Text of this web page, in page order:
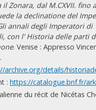
Zonara, dal M.CXVII. fino
la declinatione del
annali degli Imperatori di
con l' Historia delle parti
. Venise : Appresso
archive.org/details/
: https://catalogue.bnf.fr/
du récit de Nicétas